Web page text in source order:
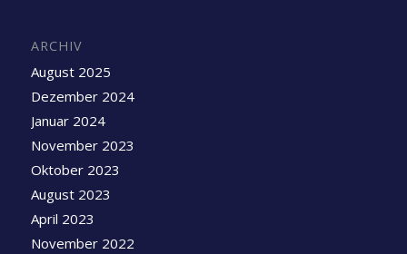
ARCHIV
August 2025
Dezember 2024
Januar 2024
November 2023
Oktober 2023
August 2023
April 2023
November 2022